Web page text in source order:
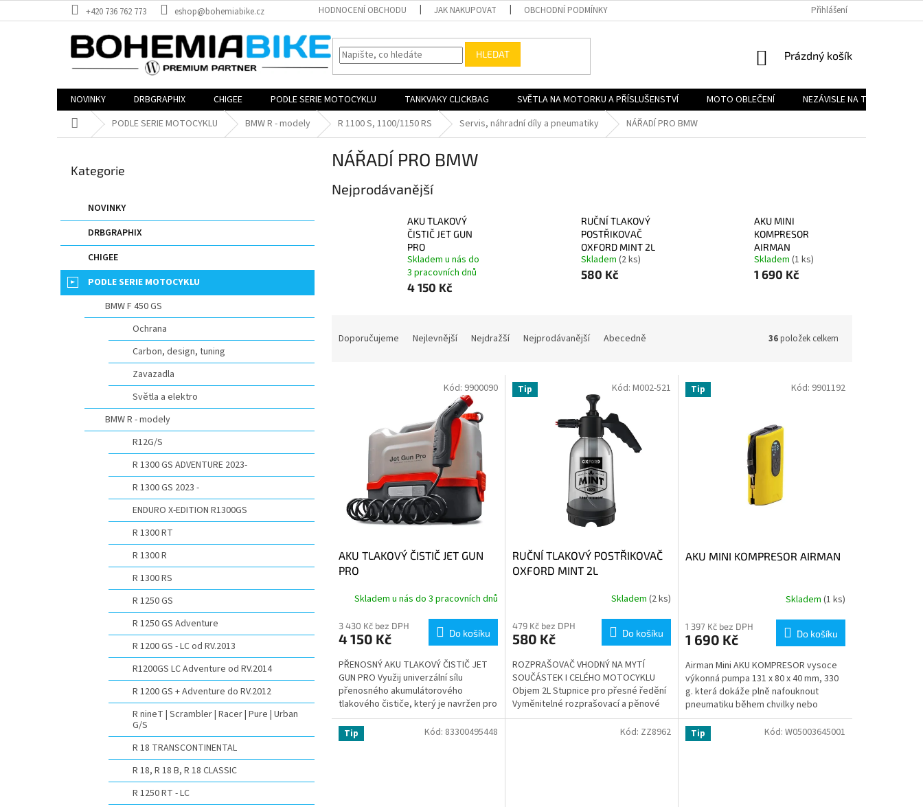
na
+420 736 762 773 eshop@bohemiabike.cz HODNOCENÍ OBCHODU JAK NAKUPOVAT OBCHODNÍ PODMÍNKY REKLAMAČNÍ ŘÁD
Přihlášení
HLEDAT
NÁKUPNÍ
Prázdný košík
NOVINKY DRBGRAPHIX CHIGEE PODLE SERIE MOTOCYKLU TANKVAKY CLICKBAG SVĚTLA NA MOTORKU A PŘÍSLUŠENSTVÍ MOTO OBLEČENÍ
NEZÁVISLE NA TYPU
Domů PODLE SERIE MOTOCYKLU BMW R - modely R 1100 S, 1100/1150 RS Servis, náhradní díly a pneumatiky NÁŘADÍ PRO BMW
a
n
a
Přeskočit
Kategorie
NOVINKY
DRBGRAPHIX
CHIGEE
PODLE SERIE MOTOCYKLU
BMW F 450 GS
Ochrana
Carbon, design, tuning
Zavazadla
Světla a elektro
BMW R - modely
R12G/S
R 1300 GS ADVENTURE 2023-
R 1300 GS 2023 -
ENDURO X-EDITION R1300GS
R 1300 RT
R 1300 R
R 1300 RS
R 1250 GS
R 1250 GS Adventure
R 1200 GS - LC od RV.2013
R1200GS LC Adventure od RV.2014
R 1200 GS + Adventure do RV.2012
R nineT | Scrambler | Racer | Pure | Urban
G/S
R 18 TRANSCONTINENTAL
R 18, R 18 B, R 18 CLASSIC
R 1250 RT - LC
NÁŘADÍ PRO BMW
Nejprodávanější
AKU TLAKOVÝ
ČISTIČ JET GUN
PRO
Skladem u nás do
3 pracovních dnů
4 150 Kč
RUČNÍ TLAKOVÝ
POSTŘIKOVAČ
OXFORD MINT 2L
Skladem (2 ks)
580 Kč
AKU MINI
KOMPRESOR
AIRMAN
Skladem(1 ks)
1 690 Kč
Doporučujeme Nejlevnější Nejdražší Nejprodávanější Abecedně 36položek celkem
AKU TLAKOVÝ ČISTIČ JET GUN
PRO
Skladem u nás do 3 pracovních dnů
3 430 Kč bez DPH
4 150 Kč Do košíku
PŘENOSNÝ AKU TLAKOVÝ ČISTIČ JET
GUN PRO Využij univerzální sílu
přenosného akumulátorového
tlakového čističe, který je navržen pro
širokou škálu použití. Díky nízké
hmotnosti,...
Kód: 9900090 Tip
RUČNÍ TLAKOVÝ POSTŘIKOVAČ
OXFORD MINT 2L
Skladem(2 ks)
479 Kč bez DPH
580 Kč Do košíku
ROZPRAŠOVAČ VHODNÝ NA MYTÍ
SOUČÁSTEK I CELÉHO MOTOCYKLU
Objem 2L Stupnice pro přesné ředění
Vyměnitelné rozprašovací a pěnové
trysky Pojistný ventil pro uvolnění
Kód:M002-521 Tip
AKU MINI KOMPRESOR AIRMAN
Skladem (1 ks)
1 397 Kč bez DPH
1 690 Kč Do košíku
Airman Mini AKU KOMPRESOR vysoce
výkonná pumpa 131 x 80 x 40 mm, 330
g. která dokáže plně nafouknout
pneumatiku během chvilky nebo
uspokojit potřeby rychlého doplnění.
The...
Kód: 9901192
Tip Kód: 83300495448 Kód: ZZ8962 Tip Kód: W05003645001